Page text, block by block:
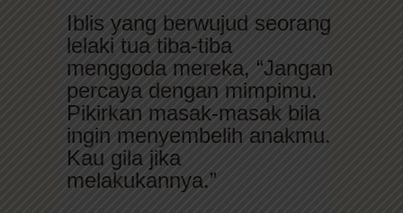
Iblis yang berwujud seorang
lelaki tua tiba-tiba
menggoda mereka, “Jangan
percaya dengan mimpimu.
Pikirkan masak-masak bila
ingin menyembelih anakmu.
Kau gila jika
melakukannya.”